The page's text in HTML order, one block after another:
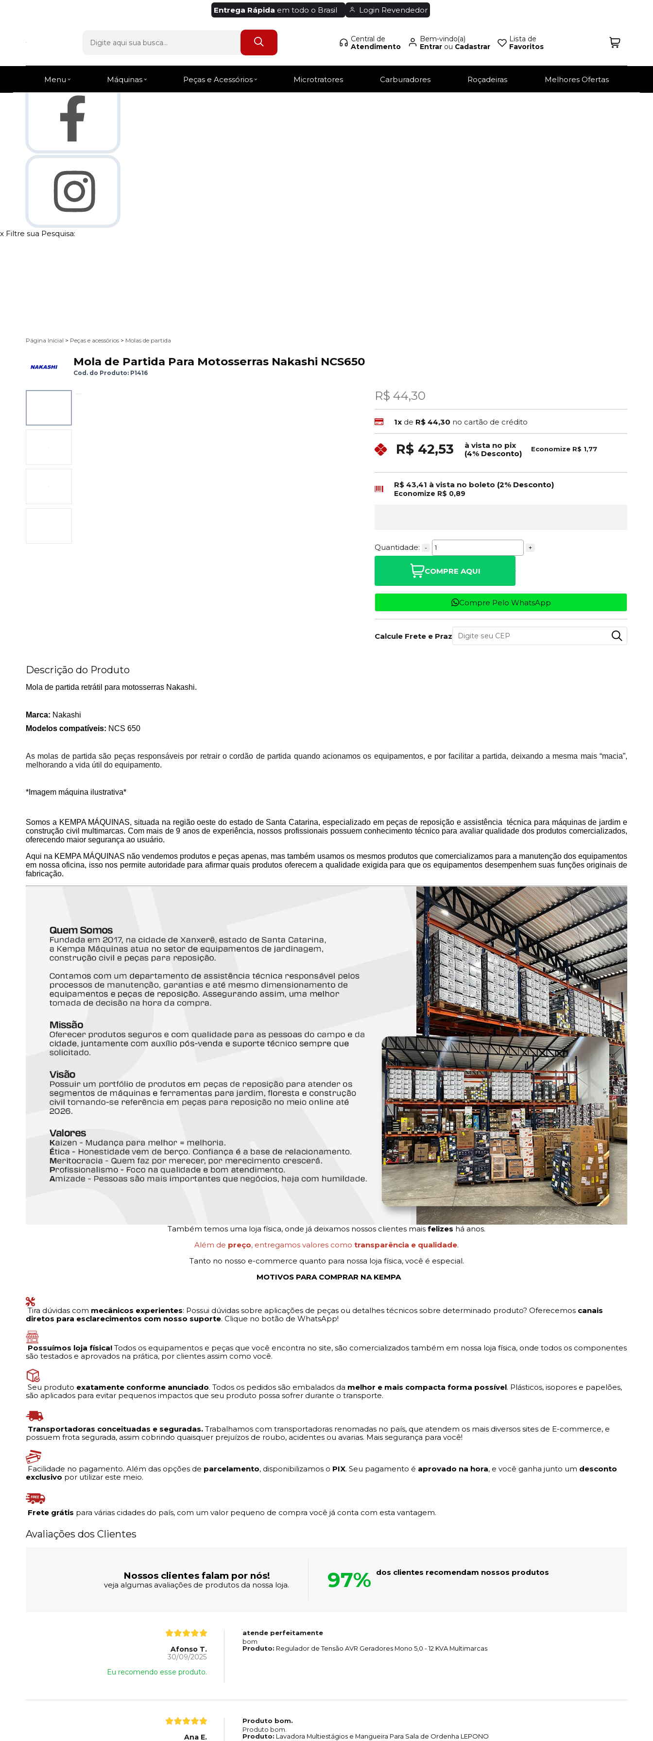
Fale Conosco
Favoritos
x Filtre sua Pesquisa:
Entrega Rápida em todo o Brasil Login Revendedor
Central de
Atendimento
Bem-vindo(a)
Entrarou Cadastrar
Lista de
Favoritos
Menu Máquinas Peças e Acessórios Microtratores Carburadores Roçadeiras Melhores Ofertas
Página Inicial > Peças e acessórios > Molas de partida
Mola de Partida Para Motosserras Nakashi NCS650
Cod. do Produto: P1416
R$ 44,30
1x de R$ 44,30 no cartão de crédito
R$ 42,53
à vista no pix
(4% Desconto)
Economize R$ 1,77
R$ 43,41 à vista no boleto (2% Desconto)
Economize R$ 0,89
Quantidade: - +
COMPRE AQUI
Compre Pelo WhatsApp
Calcule Frete e Prazo
Descrição do Produto
Mola de partida retrátil para motosserras Nakashi.
Marca: Nakashi
Modelos compatíveis: NCS 650
As molas de partida são peças responsáveis por retrair o cordão de partida quando acionamos os equipamentos, e por facilitar a partida, deixando a mesma mais “macia”,
melhorando a vida útil do equipamento.
*Imagem máquina ilustrativa*
Somos a KEMPA MÁQUINAS, situada na região oeste do estado de Santa Catarina, especializado em peças de reposição e assistência técnica para máquinas de jardim e
construção civil multimarcas. Com mais de 9 anos de experiência, nossos profissionais possuem conhecimento técnico para avaliar qualidade dos produtos comercializados,
oferecendo maior segurança ao usuário.
Aqui na KEMPA MÁQUINAS não vendemos produtos e peças apenas, mas também usamos os mesmos produtos que comercializamos para a manutenção dos equipamentos
em nossa oficina, isso nos permite autoridade para afirmar quais produtos oferecem a qualidade exigida para que os equipamentos desempenhem suas funções originais de
fabricação.
Também temos uma loja física, onde já deixamos nossos clientes mais felizes há anos.
Além de preço, entregamos valores como transparência e qualidade.
Tanto no nosso e-commerce quanto para nossa loja física, você é especial.
MOTIVOS PARA COMPRAR NA KEMPA
Tira dúvidas com mecânicos experientes: Possui dúvidas sobre aplicações de peças ou detalhes técnicos sobre determinado produto? Oferecemos canais
diretos para esclarecimentos com nosso suporte. Clique no botão de WhatsApp!
Possuímos loja física! Todos os equipamentos e peças que você encontra no site, são comercializados também em nossa loja física, onde todos os componentes
são testados e aprovados na prática, por clientes assim como você.
Seu produto exatamente conforme anunciado. Todos os pedidos são embalados da melhor e mais compacta forma possível. Plásticos, isopores e papelões,
são aplicados para evitar pequenos impactos que seu produto possa sofrer durante o transporte.
Transportadoras conceituadas e seguradas. Trabalhamos com transportadoras renomadas no país, que atendem os mais diversos sites de E-commerce, e
possuem frota segurada, assim cobrindo quaisquer prejuízos de roubo, acidentes ou avarias. Mais segurança para você!
Facilidade no pagamento. Além das opções de parcelamento, disponibilizamos o PIX. Seu pagamento é aprovado na hora, e você ganha junto um desconto
exclusivo por utilizar este meio.
Frete grátis para várias cidades do país, com um valor pequeno de compra você já conta com esta vantagem.
Avaliações dos Clientes
Nossos clientes falam por nós!
veja algumas avaliações de produtos da nossa loja. 97% dos clientes recomendam nossos produtos
Afonso T.
30/09/2025
Eu recomendo esse produto.
atende perfeitamente
bom
Produto: Regulador de Tensão AVR Geradores Mono 5,0 - 12 KVA Multimarcas
Ana E.
Produto bom.
Produto bom.
Produto: Lavadora Multiestágios e Mangueira Para Sala de Ordenha LEPONO